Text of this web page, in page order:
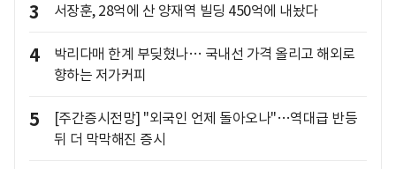
3 서장훈, 28억에 산 양재역 빌딩 450억에 내놨다
4
박리다매 한계 부딪혔나… 국내선 가격 올리고 해외로
향하는 저가커피
5
[주간증시전망] "외국인 언제 돌아오나"…역대급 반등
뒤 더 막막해진 증시